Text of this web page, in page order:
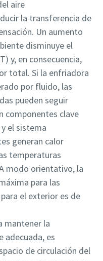
aire
la transferencia de
Un aumento
disminuye el
y, en consecuencia,
total. Si la enfriadora
por fluido, las
pueden seguir
componentes clave
el sistema
generan calor
temperaturas
modo orientativo, la
para las
el exterior es de
mantener la
adecuada, es
de circulación del